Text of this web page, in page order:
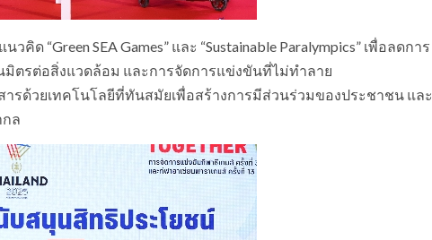
“Green SEA Games” และ “Sustainable Paralympics” เพื่อลดการ
มิตรต่อสิ่งแวดล้อม และการจัดการแข่งขันที่ไม่ทำลาย
ด้วยเทคโนโลยีที่ทันสมัยเพื่อสร้างการมีส่วนร่วมของประชาชน และ
ล